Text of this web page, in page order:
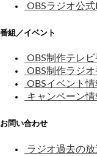
OBSラジオ公
番組／イベント
OBS制作テレ
OBS制作ラジ
OBSイベント情
キャンペーン情
お問い合わせ
ラジオ過去の放